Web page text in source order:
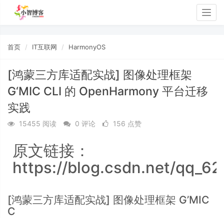
首页 IT互联网 HarmonyOS
[鸿蒙三方库适配实战] 图像处理框架
G‘MIC CLI 的 OpenHarmony 平台迁移
实践
15455 阅读 0 评论 156 点赞
原文链接：
https://blog.csdn.net/
[鸿蒙三方库适配实战] 图像处理框架 G’MIC
C